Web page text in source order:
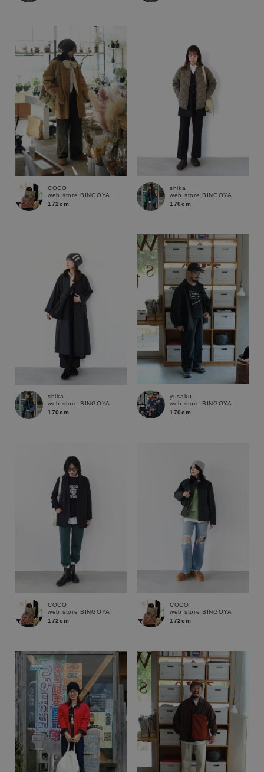
キーワード
MENS LADIES KIDS
カテゴリ
ブランド
COCO
web store BINGOYA
172cm
shika
web store BINGOYA
170cm
shika
web store BINGOYA
170cm
yusaku
web store BINGOYA
170cm
COCO
web store BINGOYA
172cm
COCO
web store BINGOYA
172cm